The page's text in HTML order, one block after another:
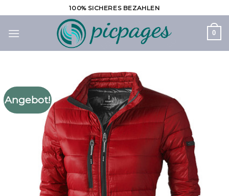
Inhalt
springen
100% SICHERES BEZAHLEN
0
Angebot!